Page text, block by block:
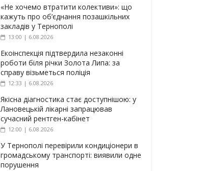
«Не хочемо втратити колективи»: що
кажуть про об’єднання позашкільних
закладів у Тернополі
13:00 | 6.08.2026
Екоінспекція підтвердила незаконні
роботи біля річки Золота Липа: за
справу візьметься поліція
12:33 | 6.08.2026
Якісна діагностика стає доступнішою: у
Лановецькій лікарні запрацював
сучасний рентген-кабінет
12:00 | 6.08.2026
У Тернополі перевірили кондиціонери в
громадському транспорті: виявили одне
порушення